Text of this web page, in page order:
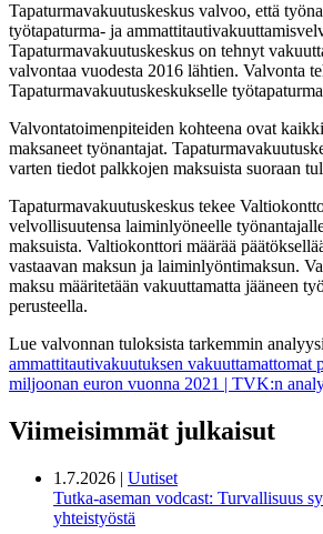
Tapaturmavakuutuskeskus valvoo, että
työtapaturma- ja
Tapaturmavakuutuskeskus on tehnyt
valvontaa vuodesta 2016 lähtien. Valvonta
Tapaturmavakuutuskeskukselle
Valvontatoimenpiteiden kohteena ovat
maksaneet työnantajat.
varten tiedot palkkojen maksuista suoraan
Tapaturmavakuutuskeskus tekee
velvollisuutensa laiminlyöneelle
maksuista. Valtiokonttori määrää
vastaavan maksun ja laiminlyöntimaksun.
maksu määritetään vakuuttamatta jääneen
perusteella.
Lue valvonnan tuloksista tarkemmin
ammattitautivakuutuksen vakuuttamattomat
miljoonan euron vuonna 2021 | TVK:n
Viimeisimmät julkaisut
1.7.2026 | Uutiset
Tutka-aseman vodcast: Turvallisuus
yhteistyöstä